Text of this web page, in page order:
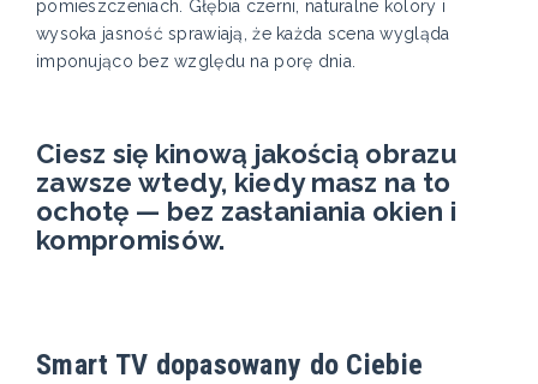
pomieszczeniach. Głębia czerni, naturalne kolory i
wysoka jasność sprawiają, że każda scena wygląda
imponująco bez względu na porę dnia.
Ciesz się kinową jakością obrazu
zawsze wtedy, kiedy masz na to
ochotę — bez zasłaniania okien i
kompromisów.
Smart TV dopasowany do Ciebie